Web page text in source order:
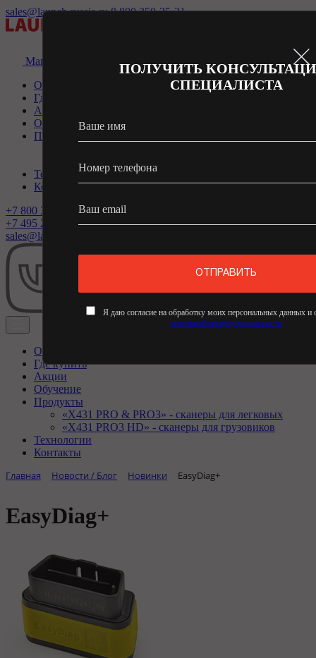
sales@launch-russia.ru 8 800 350-35-31
Магазин
О компании
Где купить
Акции
Обучение
Продукты
«X431 PRO3 HD» - сканеры для грузовиков
Технологии
Контакты
+7 800 350-35-31
+7 495 240-84-70(доб. 1)
sales@launch-russia.ru
О компании
Где купить
Акции
Обучение
Продукты
«X431 PRO & PRO3» - сканеры для легковых
«X431 PRO3 HD» - сканеры для грузовиков
Технологии
Контакты
Главная Новости / Блог Новинки EasyDiag+
EasyDiag+
ПОЛУЧИТЬ
СПЕЦИАЛИСТА
Ваше имя
Номер телефона
Ваш email
ОТПРАВИТЬ
Я даю согласие на обработку моих персональных данных и
политикой конфиденциальности